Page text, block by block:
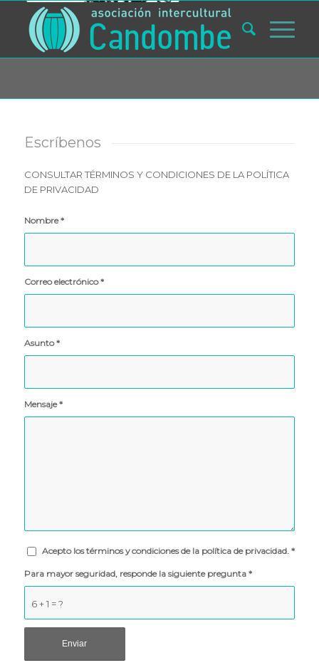
Escríbenos
CONSULTAR TÉRMINOS Y CONDICIONES DE LA POLÍTICA
DE PRIVACIDAD
Nombre*
Correo electrónico*
Asunto*
Mensaje*
Acepto los términos y condiciones de la política de privacidad. *
6 + 1 = ?
Para mayor seguridad, responde la siguiente pregunta *